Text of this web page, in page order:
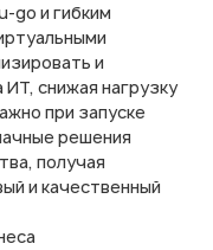
go и гибким
и
снижая нагрузку
при запуске
решения
получая
и качественный